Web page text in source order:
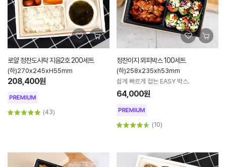
로얄 정찬도시락 지음2호 200세트
(하)270x245xH55mm
208,400원
(43)
정찬이지 외피박스 100세트
(하)258x235xh53mm
쉽게 빠르게 접는 EASY 박스.
64,000원
(10)